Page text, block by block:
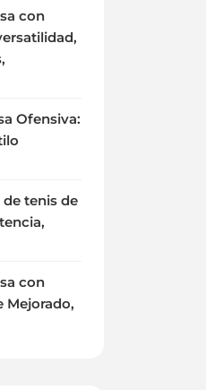
con
Ofensiva:
de tenis de
con
Mejorado,